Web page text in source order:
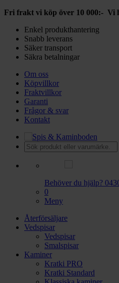
Fri frakt vi köp över 10 000:- Vi
Enkel produkthantering
Snabb leverans
Säker transport
Säkra betalningar
Om oss
Köpvillkor
Fraktvillkor
Garanti
Frågor & svar
Kontakt
Behöver du hjälp?
0
Meny
Återförsäljare
Vedspisar
Vedspisar
Smalspisar
Kaminer
Kratki PRO
Kratki Standard